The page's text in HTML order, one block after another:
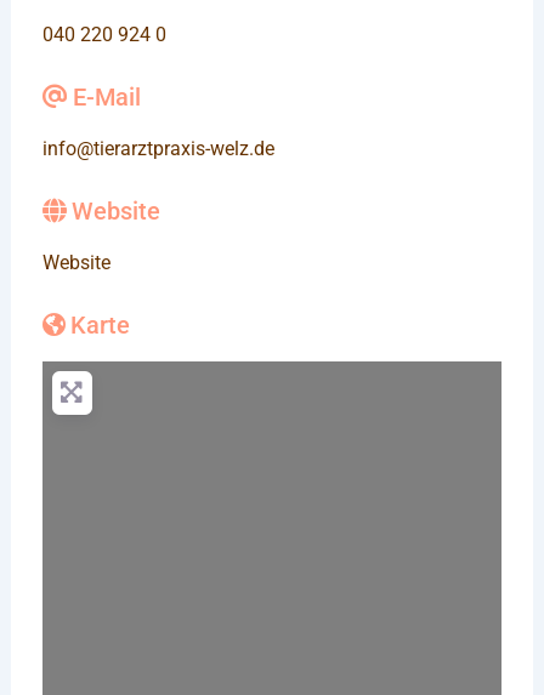
040 220 924 0
E-Mail
info@tierarztpraxis-welz.de
Website
Website
Karte